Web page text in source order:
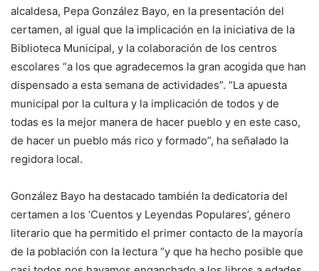
alcaldesa, Pepa González Bayo, en la presentación del
certamen, al igual que la implicación en la iniciativa de la
Biblioteca Municipal, y la colaboración de los centros
escolares “a los que agradecemos la gran acogida que han
dispensado a esta semana de actividades”. “La apuesta
municipal por la cultura y la implicación de todos y de
todas es la mejor manera de hacer pueblo y en este caso,
de hacer un pueblo más rico y formado”, ha señalado la
regidora local.
González Bayo ha destacado también la dedicatoria del
certamen a los ‘Cuentos y Leyendas Populares’, género
literario que ha permitido el primer contacto de la mayoría
de la población con la lectura “y que ha hecho posible que